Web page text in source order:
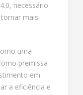
necessário
mais
uma
premissa
em
a eficiência e